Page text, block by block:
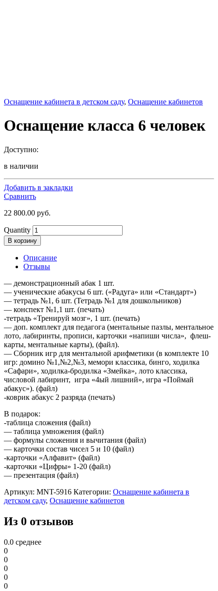
Оснащение кабинета в детском саду, Оснащение кабинетов
Оснащение класса 6 человек
Доступно:
в наличии
Добавить в закладки
Сравнить
22 800.00 руб.
Quantity
В корзину
Описание
Отзывы
— демонстрационный абак 1 шт.
— ученические абакусы 6 шт. («Радуга» или «Стандарт»)
— тетрадь №1, 6 шт. (Тетрадь №1 для дошкольников)
— конспект №1,1 шт. (печать)
-тетрадь «Тренируй мозг», 1 шт. (печать)
— доп. комплект для педагога (ментальные пазлы, ментальное
лото, лабиринты, прописи, карточки «напиши числа», флеш-
карты, ментальные карты), (файл).
— Сборник игр для ментальной арифметики (в комплекте 10
игр: домино №1,№2,№3, мемори классика, бинго, ходилка
«Сафари», ходилка-бродилка «Змейка», лото классика,
числовой лабиринт, игра «4ый лишний», игра «Поймай
абакус»). (файл)
-коврик абакус 2 разряда (печать)
В подарок:
-таблица сложения (файл)
— таблица умножения (файл)
— формулы сложения и вычитания (файл)
— карточки состав чисел 5 и 10 (файл)
-карточки «Алфавит» (файл)
-карточки «Цифры» 1-20 (файл)
— презентация (файл)
Артикул: MNT-5916 Категории: Оснащение кабинета в
детском саду, Оснащение кабинетов
Из 0 отзывов
0.0 среднее
0
0
0
0
0